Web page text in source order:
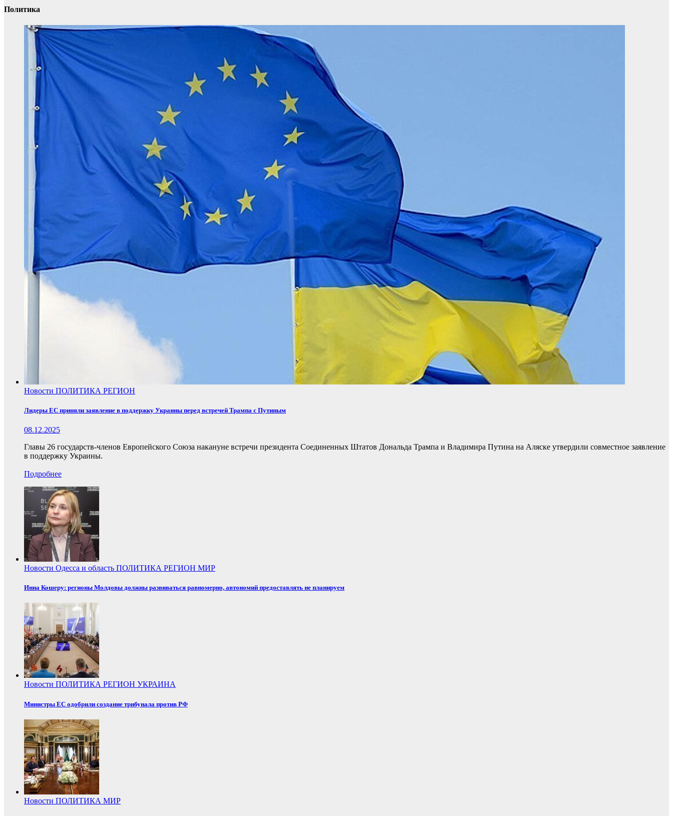
Политика
Новости ПОЛИТИКА РЕГИОН
Лидеры ЕС приняли заявление в поддержку Украины перед встречей Трампа с Путиным
08.12.2025
Главы 26 государств-членов Европейского Союза накануне встречи президента Соединенных Штатов Дональда Трампа и Владимира Путина на Аляске утвердили совместное заявление
в поддержку Украины.
Подробнее
Новости Одесса и область ПОЛИТИКА РЕГИОН МИР
Инна Кошеру: регионы Молдовы должны развиваться равномерно, автономий предоставлять не планируем
Новости ПОЛИТИКА РЕГИОН УКРАИНА
Министры ЕС одобрили создание трибунала против РФ
Новости ПОЛИТИКА МИР